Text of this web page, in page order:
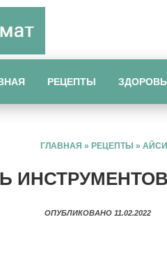
РЕЦЕПТЫ
ГЛАВНАЯ » РЕЦЕПТЫ »
ОПУБЛИКОВАНО